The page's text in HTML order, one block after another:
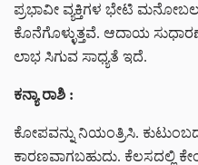
ಪ್ರಭಾವೀ ವ್ಯಕ್ತಿಗಳ ಭೇಟಿ
ಕೊನೆಗೊಳ್ಳುತ್ತವೆ. ಆದಾಯ
ಲಾಭ ಸಿಗುವ ಸಾಧ್ಯತೆ ಇದೆ.
ಕನ್ಯಾ ರಾಶಿ :
ಕೋಪವನ್ನು ನಿಯಂತ್ರಿಸಿ.
ಕಾರಣವಾಗಬಹುದು. ಕೆಲಸದಲ್ಲಿ